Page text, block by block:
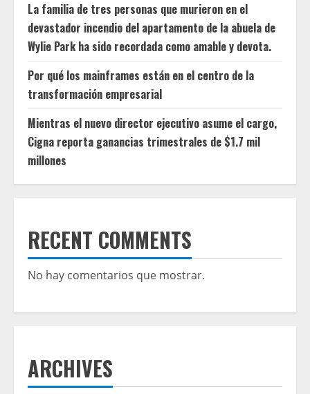
La familia de tres personas que murieron en el
devastador incendio del apartamento de la abuela de
Wylie Park ha sido recordada como amable y devota.
Por qué los mainframes están en el centro de la
transformación empresarial
Mientras el nuevo director ejecutivo asume el cargo,
Cigna reporta ganancias trimestrales de $1.7 mil
millones
RECENT COMMENTS
No hay comentarios que mostrar.
ARCHIVES